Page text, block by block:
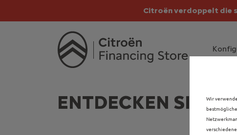
Citroën verdoppelt die
Citroën verdoppelt
ENTDECKEN SIE Wir